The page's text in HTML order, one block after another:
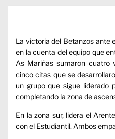
La victoria del Betanzos ante
en la cuenta del equipo que
As Mariñas sumaron
cinco citas que se
un grupo que sigue liderado
completando la zona de
En la zona sur, lidera el
con el Estudiantil. Ambos